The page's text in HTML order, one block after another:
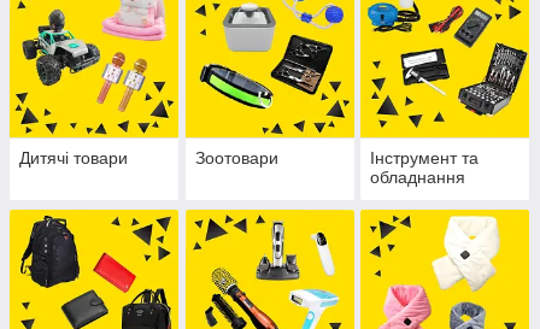
Дитячі товари Зоотовари
Інструмент та
обладнання